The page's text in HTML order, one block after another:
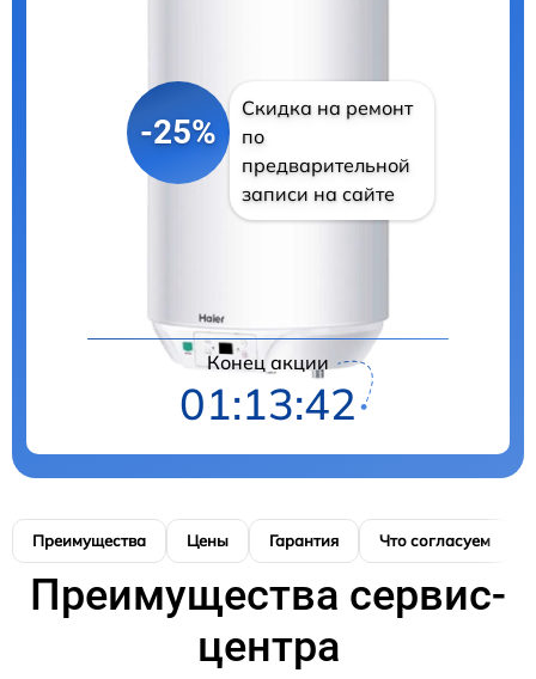
-25%
Скидка на ремонт
по
предварительной
записи на сайте
Конец акции
01:13:41
Преимущества Цены Гарантия Что согласуем
Преимущества сервис-
центра